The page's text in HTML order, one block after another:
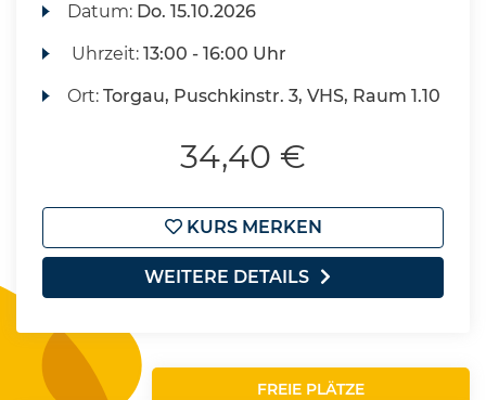
Datum: Do. 15.10.2026
Uhrzeit:13:00 - 16:00 Uhr
Ort:Torgau, Puschkinstr. 3, VHS, Raum 1.10
34,40 €
KURS MERKEN
WEITERE DETAILS
FREIE PLÄTZE